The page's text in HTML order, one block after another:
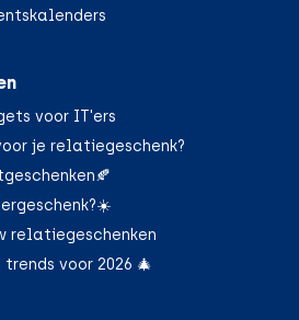
voor IT'ers
je relatiegeschenk?
relatiegeschenken
voor 2026 🎄